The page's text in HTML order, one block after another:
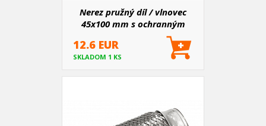
Nerez pružný díl / vlnovec
45x100 mm s ochranným
12.6 EUR
SKLADOM 1 KS